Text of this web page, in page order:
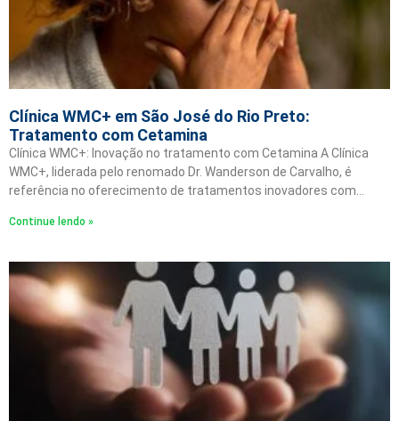
Clínica WMC+ em São José do Rio Preto:
Tratamento com Cetamina
Clínica WMC+: Inovação no tratamento com Cetamina A Clínica
WMC+, liderada pelo renomado Dr. Wanderson de Carvalho, é
referência no oferecimento de tratamentos inovadores com…
Continue lendo »